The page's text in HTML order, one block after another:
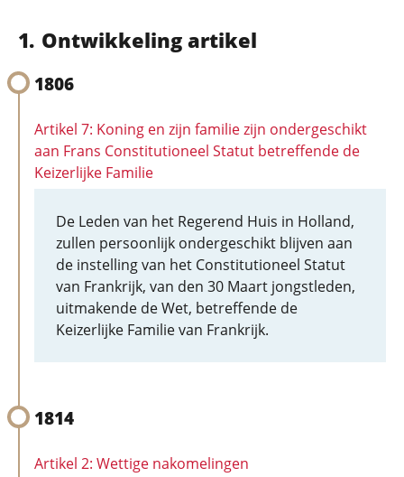
Ontwikkeling artikel
1806
Artikel 7: Koning en zijn familie zijn ondergeschikt
aan Frans Constitutioneel Statut betreffende de
Keizerlijke Familie
De Leden van het Regerend Huis in Holland,
zullen persoonlijk ondergeschikt blijven aan
de instelling van het Constitutioneel Statut
van Frankrijk, van den 30 Maart jongstleden,
uitmakende de Wet, betreffende de
Keizerlijke Familie van Frankrijk.
1814
Artikel 2: Wettige nakomelingen